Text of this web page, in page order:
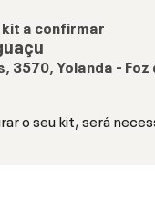
a confirmar
3570, Yolanda -
o seu kit, será